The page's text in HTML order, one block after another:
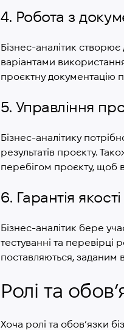
4. Робота з
Бізнес-аналітик
варіантами
проєктну документацію
5. Управління
Бізнес-аналітику
результатів проєкту.
перебігом проєкту, щоб
6. Гарантія якості
Бізнес-аналітик бере
тестуванні та перевірці
поставляються, заданим
Ролі та
Хоча ролі та обов’язки